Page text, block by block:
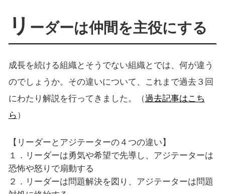
リ ーダーは仲間を主役にする
成長を続ける組織とそうでない組織とでは、何が違う
のでしょうか。その違いについて、これまで過去３回
にわたり解説を行ってきました。（過去記事はこち
ら ）
【リーダーとアジテーターの４つの違い】
１．リーダーは勇気や希望で先導し、アジテーターは
恐怖や怒りで扇動する
２．リーダーは問題解決を図り、アジテーターは問題